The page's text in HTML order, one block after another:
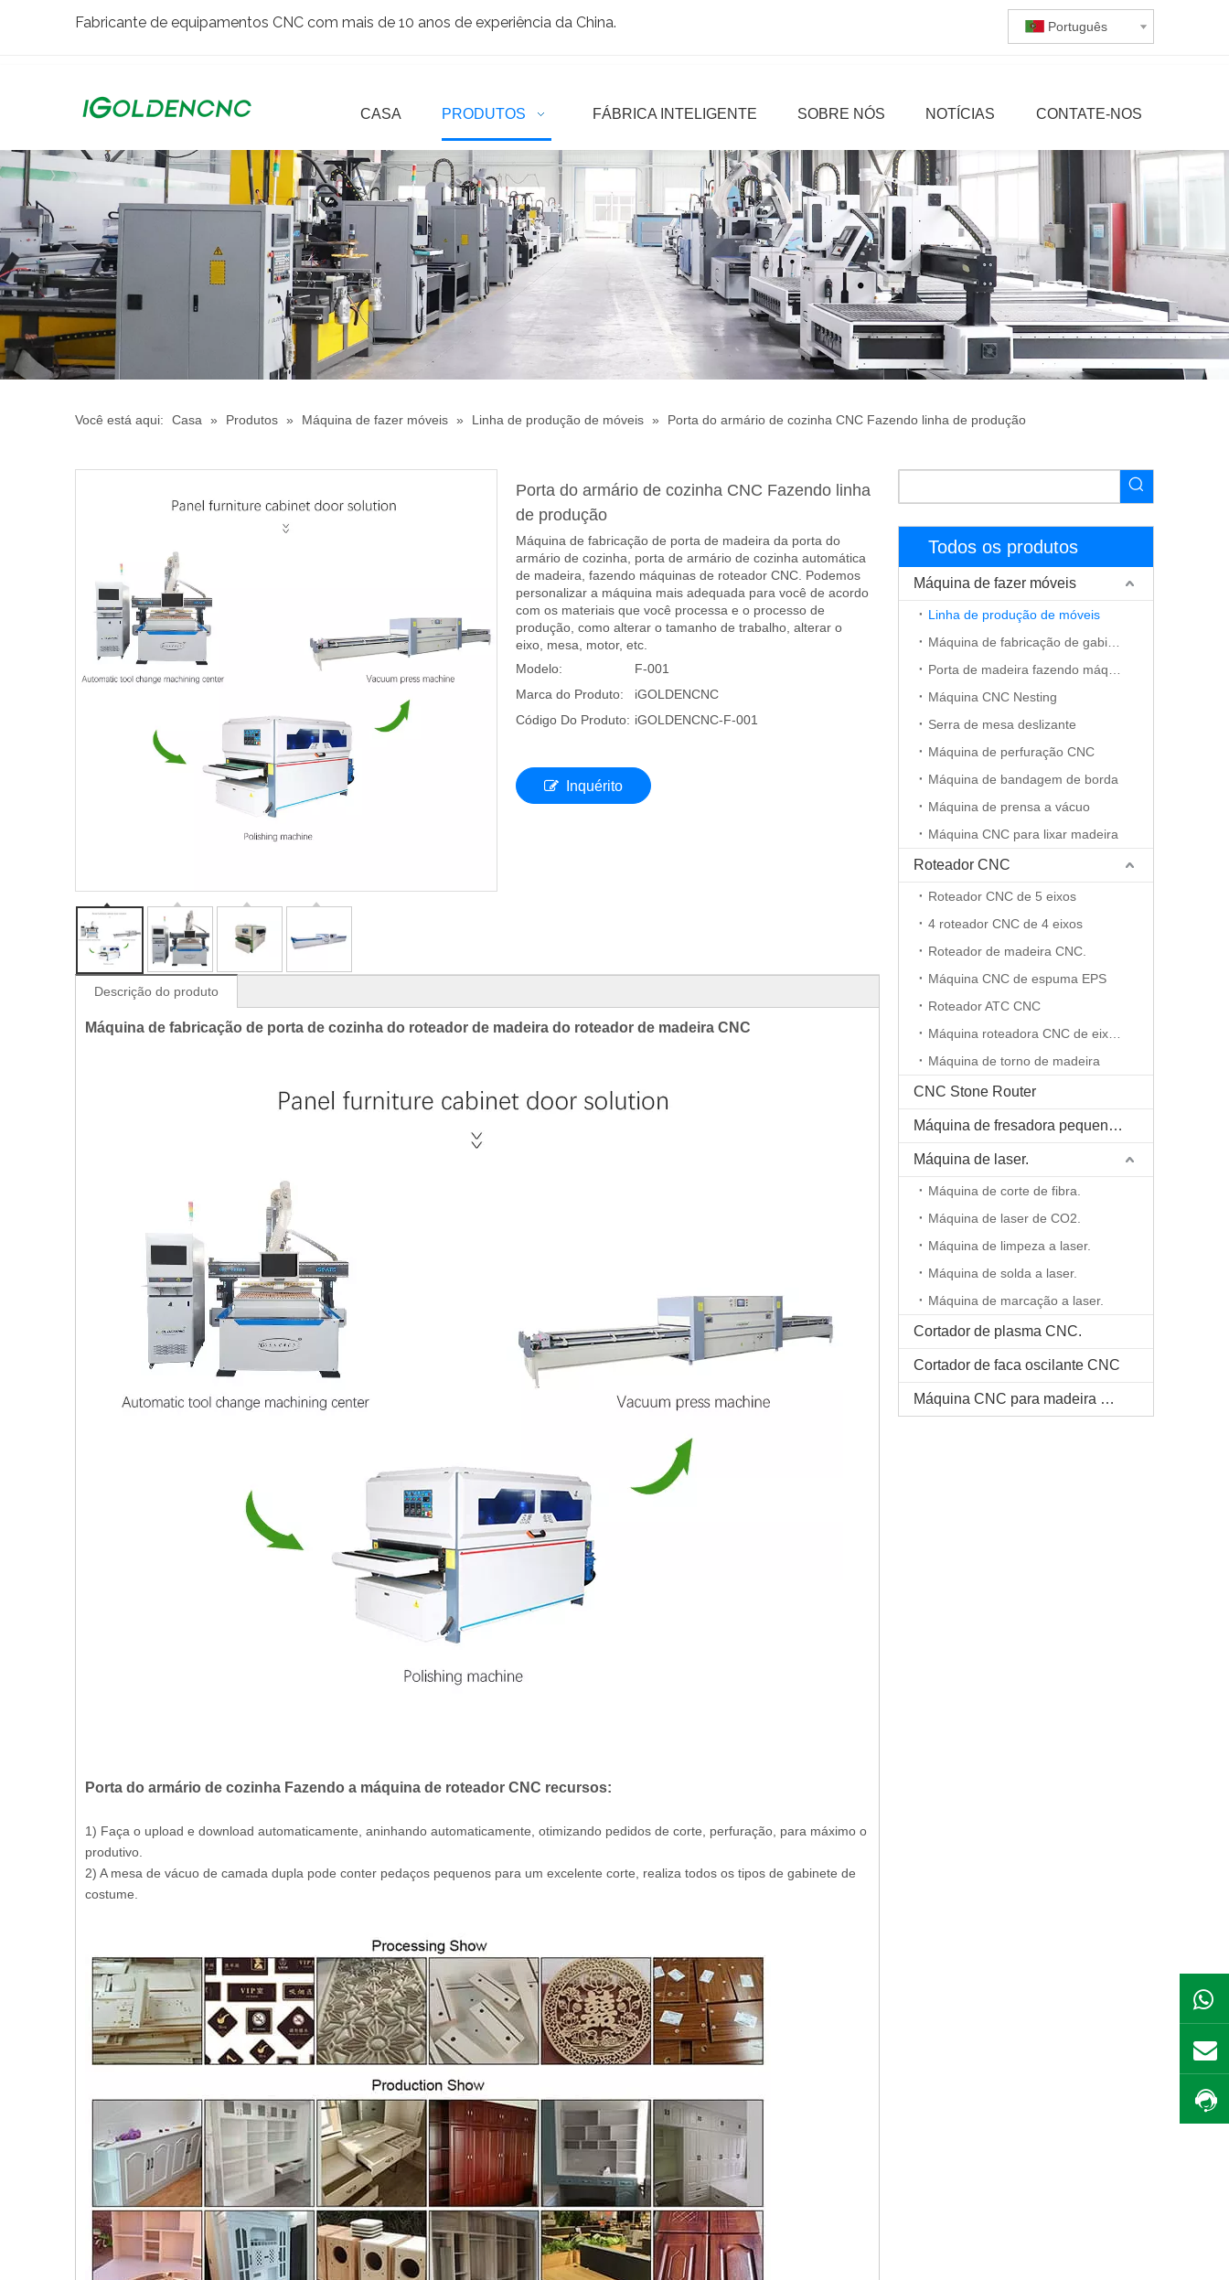
Fabricante de equipamentos CNC com mais de 10 anos de experiência da China. Português
CASA PRODUTOS FÁBRICA INTELIGENTE SOBRE NÓS NOTÍCIAS CONTATE-NOS
Você está aqui: Casa » Produtos » Máquina de fazer móveis » Linha de produção de móveis » Porta do armário de cozinha CNC Fazendo linha de produção
Porta do armário de cozinha CNC Fazendo linha
de produção
Máquina de fabricação de porta de madeira da porta do
armário de cozinha, porta de armário de cozinha automática
de madeira, fazendo máquinas de roteador CNC. Podemos
personalizar a máquina mais adequada para você de acordo
com os materiais que você processa e o processo de
produção, como alterar o tamanho de trabalho, alterar o
eixo, mesa, motor, etc.
Modelo:
F-001
Marca do Produto:
iGOLDENCNC
Código Do Produto: iGOLDENCNC-F-001
Inquérito
Descrição do produto
Máquina de fabricação de porta de cozinha do roteador de madeira do roteador de madeira CNC
Porta do armário de cozinha Fazendo a máquina de roteador CNC recursos:
1) Faça o upload e download automaticamente, aninhando automaticamente, otimizando pedidos de corte, perfuração, para máximo o
produtivo.
2) A mesa de vácuo de camada dupla pode conter pedaços pequenos para um excelente corte, realiza todos os tipos de gabinete de
costume.
Todos os produtos
Máquina de fazer móveis
Linha de produção de móveis
Máquina CNC Nesting
Serra de mesa deslizante
Máquina de perfuração CNC
Máquina de bandagem de borda
Máquina de prensa a vácuo
Máquina CNC para lixar madeira
Roteador CNC
Roteador CNC de 5 eixos
4 roteador CNC de 4 eixos
Roteador de madeira CNC.
Máquina CNC de espuma EPS
Roteador ATC CNC
Máquina de torno de madeira
CNC Stone Router
Máquina de fresadora pequena CNC
Máquina de laser.
Máquina de corte de fibra.
Máquina de laser de CO2.
Máquina de limpeza a laser.
Máquina de solda a laser.
Máquina de marcação a laser.
Cortador de plasma CNC.
Cortador de faca oscilante CNC
Máquina CNC para madeira maciça